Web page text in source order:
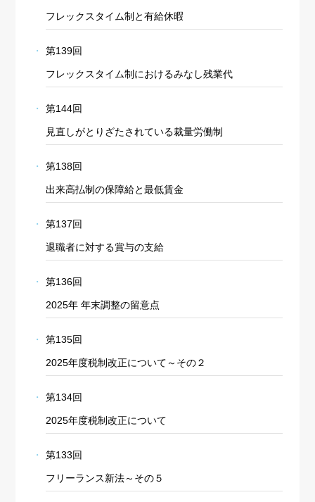
フレックスタイム制と有給休暇
第139回
フレックスタイム制におけるみなし残業代
第144回
見直しがとりざたされている裁量労働制
第138回
出来高払制の保障給と最低賃金
第137回
退職者に対する賞与の支給
第136回
2025年 年末調整の留意点
第135回
2025年度税制改正について～その２
第134回
2025年度税制改正について
第133回
フリーランス新法～その５